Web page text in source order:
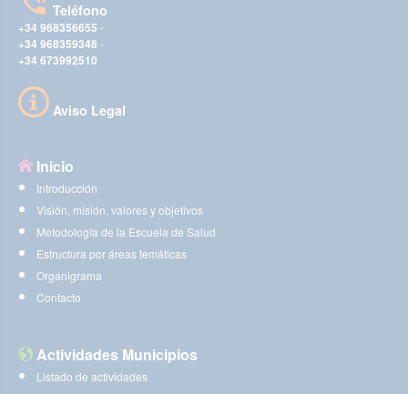
Teléfono
+34 968356655 -
+34 968359348 -
+34 673992510
Aviso Legal
Inicio
Introducción
Visión, misión, valores y objetivos
Metodología de la Escuela de Salud
Estructura por áreas temáticas
Organigrama
Contacto
Actividades Municipios
Listado de actividades